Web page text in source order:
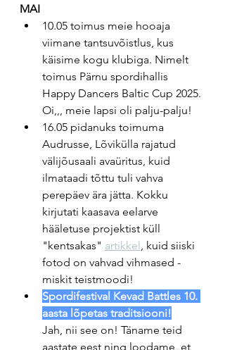
MAI
10.05 toimus meie hooaja
viimane tantsuvõistlus, kus
käisime kogu klubiga. Nimelt
toimus Pärnu spordihallis
Happy Dancers Baltic Cup 2025.
Oi,,, meie lapsi oli palju-palju!
16.05 pidanuks toimuma
Audrusse, Lõvikülla rajatud
välijõusaali avaüritus, kuid
ilmataadi tõttu tuli vahva
perepäev ära jätta. Kokku
kirjutati kaasava eelarve
hääletuse projektist küll
"kentsakas" artikkel, kuid siiski
fotod on vahvad vihmased -
miskit teistmoodi!
Spordifestival Kevad Battles 10.
aasta lõpetas traditsiooni!
Jah, nii see on! Täname teid
aastate eest ning loodame, et